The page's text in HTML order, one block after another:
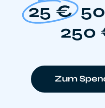
25 €
250
Zum